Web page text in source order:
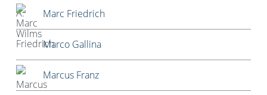
Marc Friedrich
Marco Gallina
Marcus Franz